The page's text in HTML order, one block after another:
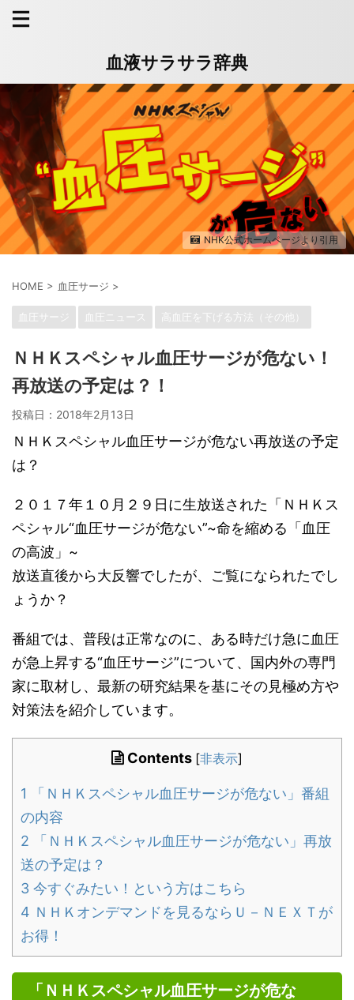
血液サラサラ辞典
NHK公式ホームページより引用
HOME > 血圧サージ >
血圧サージ 血圧ニュース 高血圧を下げる方法（その他）
ＮＨＫスペシャル血圧サージが危ない！
再放送の予定は？！
投稿日： 2018年2月13日
ＮＨＫスペシャル血圧サージが危ない再放送の予定
は？
２０１７年１０月２９日に生放送された「ＮＨＫス
ペシャル“血圧サージが危ない”~命を縮める「血圧
の高波」~
放送直後から大反響でしたが、ご覧になられたでし
ょうか？
番組では、普段は正常なのに、ある時だけ急に血圧
が急上昇する“血圧サージ”について、国内外の専門
家に取材し、最新の研究結果を基にその見極め方や
対策法を紹介しています。
Contents [非表示]
1 「ＮＨＫスペシャル血圧サージが危ない」番組
の内容
2 「ＮＨＫスペシャル血圧サージが危ない」再放
送の予定は？
3 今すぐみたい！という方はこちら
4 ＮＨＫオンデマンドを見るならＵ－ＮＥＸＴが
お得！
「ＮＨＫスペシャル血圧サージが危な